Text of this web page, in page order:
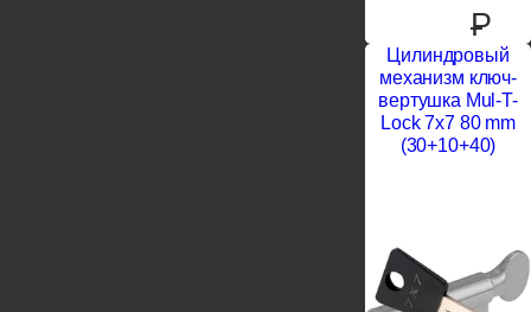
P
Цилиндровый
механизм ключ-
вертушка Mul-T-
Lock 7x7 80 mm
(30+10+40)